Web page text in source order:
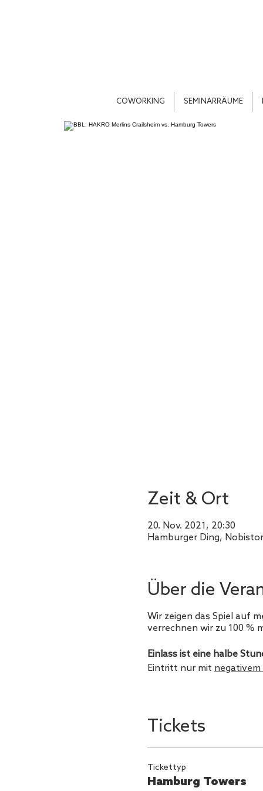
COWORKING SEMINARRÄUME
Zeit & Ort
20. Nov. 2021, 20:30
Hamburger Ding,
Über die
Wir zeigen das Spiel auf
verrechnen wir zu 100 %
Einlass ist eine halbe
Eintritt nur mit negativem
Tickets
Tickettyp
Hamburg Towers